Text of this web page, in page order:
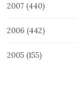
2007 (440)
2006 (442)
2005 (155)